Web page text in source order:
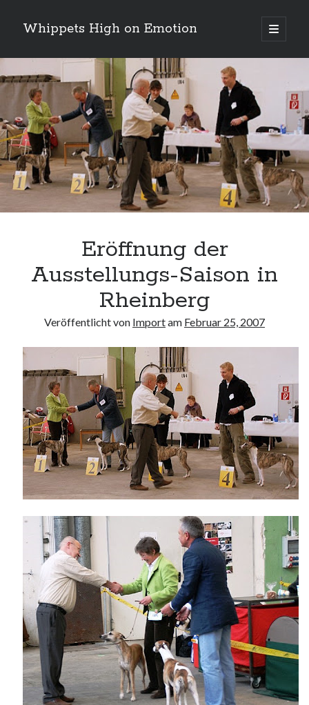
Whippets High on Emotion
öffnen
Sidebar
Neueste Kommentare
Profil
von
ingrid.krahheiermann
auf
Facebook
anzeigen
Archiv
Archiv
Eröffnung der
Ausstellungs-Saison in
Rheinberg
Veröffentlicht von Importam Februar 25, 2007